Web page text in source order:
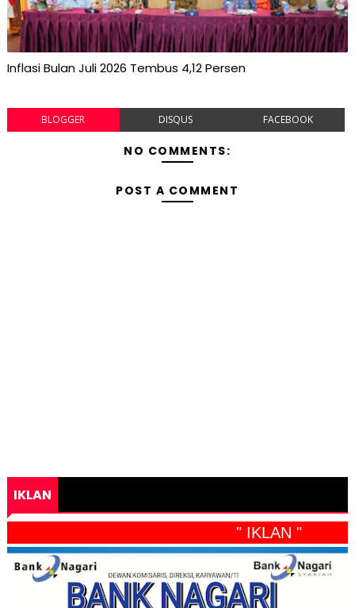
Inflasi Bulan Juli 2026 Tembus 4,12 Persen
BLOGGER DISQUS FACEBOOK
NO COMMENTS:
POST A COMMENT
IKLAN
" IKLAN "